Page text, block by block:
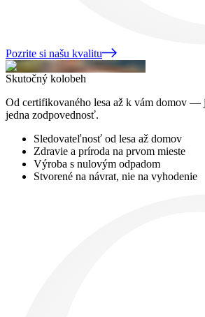
Pozrite si našu kvalitu
Skutočný kolobeh
Od certifikovaného lesa až k vám domov —
jedna zodpovednosť.
Sledovateľnosť od lesa až domov
Zdravie a príroda na prvom mieste
Výroba s nulovým odpadom
Stvorené na návrat, nie na vyhodenie